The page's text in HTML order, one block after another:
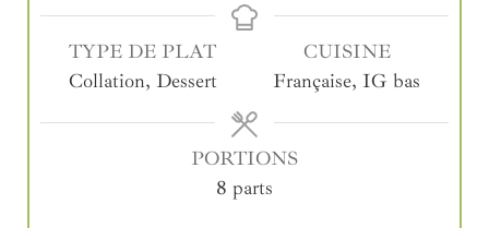
TYPE DE PLAT
Collation, Dessert
CUISINE
Française, IG bas
PORTIONS
8 parts